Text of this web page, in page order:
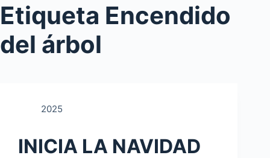
Etiqueta Encendido
del árbol
2025
INICIA LA NAVIDAD